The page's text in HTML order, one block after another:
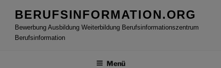
Inhalt
springen
BERUFSINFORMATION.ORG
Bewerbung Ausbildung Weiterbildung Berufsinformationszentrum
Berufsinformation
Menü